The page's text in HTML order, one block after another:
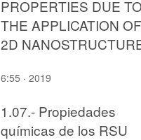
PROPERTIES DUE
THE APPLICATION OF
2D
6:55 · 2019
1.07.- Propiedades
químicas de los RSU